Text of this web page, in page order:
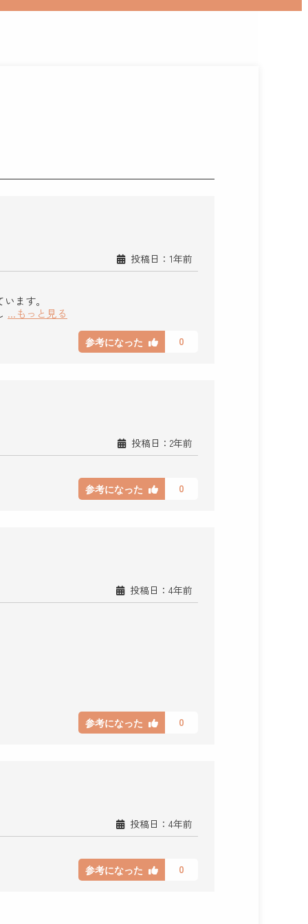
投稿日：1年前
ます。
...もっと見る
参考になった 0
投稿日：2年前
参考になった 0
投稿日：4年前
参考になった 0
投稿日：4年前
参考になった 0